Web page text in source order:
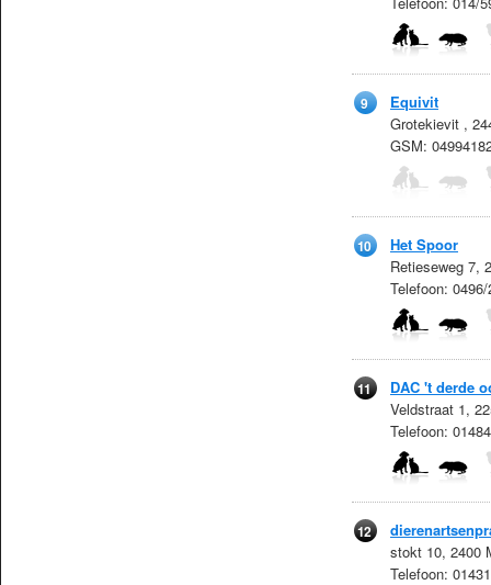
9
Equivit
Grotekievit ,
GSM:
10
Het Spoor
Retieseweg 7,
Telefoon:
11
DAC 't derde
Veldstraat 1,
Telefoon:
12
stokt 10, 2400
Telefoon: